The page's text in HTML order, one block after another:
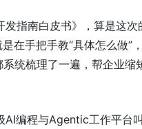
指南白皮书》，算是这
在手把手教“具体怎么做”
统梳理了一遍，帮企业缩
编程与Agentic工作平台